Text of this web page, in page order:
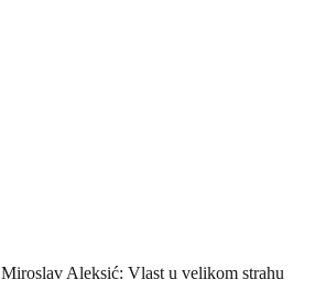
Miroslav Aleksić: Vlast u velikom strahu